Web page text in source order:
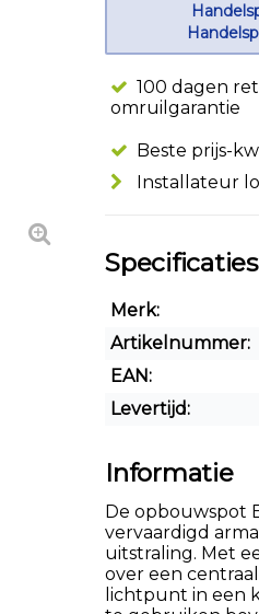
100 dagen
omruilgarantie
Beste prijs-
Installateur
Specificaties
Merk:
Artikelnummer:
EAN:
Levertijd:
Informatie
De opbouwspot
vervaardigd
uitstraling. Met
over een
lichtpunt in een